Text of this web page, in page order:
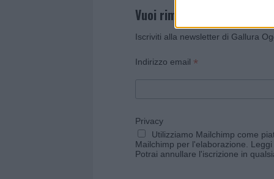
Vuoi rimanere sempre
Iscriviti alla newsletter di Gallura
Indirizzo email *
Privacy
Utilizziamo Mailchimp come
Mailchimp per l'elaborazione.
Potrai annullare l'iscrizione in